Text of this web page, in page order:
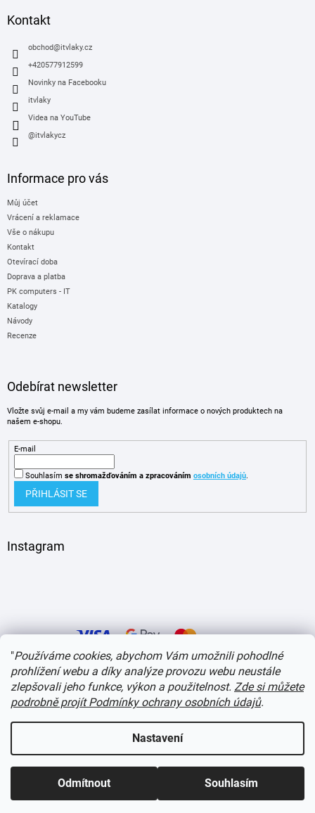
"Používáme cookies, abychom Vám umožnili pohodlné
prohlížení webu a díky analýze provozu webu neustále
zlepšovali jeho funkce, výkon a použitelnost. Zde si můžete
podrobně projít Podmínky ochrany osobních údajů.
Nastavení
Odmítnout Souhlasím
Kontakt
obchod@itvlaky.cz
+420577912599
Novinky na Facebooku
itvlaky
Videa na YouTube
@itvlakycz
Informace pro vás
Můj účet
Vrácení a reklamace
Vše o nákupu
Kontakt
Otevírací doba
Doprava a platba
PK computers - IT
Katalogy
Návody
Recenze
Odebírat newsletter
Vložte svůj e-mail a my vám budeme zasílat informace o nových produktech na
našem e-shopu.
E-mail
Souhlasím se shromažďováním a zpracováním osobních údajů.
PŘIHLÁSIT SE
Instagram
Vytvořil Shoptet